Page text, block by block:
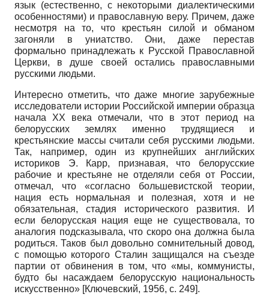
язык (естественно, с некоторыми диалектическими
особенностями) и православную веру. Причем, даже
несмотря на то, что крестьян силой и обманом
загоняли в униатство. Они, даже перестав
формально принадлежать к Русской Православной
Церкви, в душе своей остались православными
русскими людьми.
Интересно отметить, что даже многие зарубежные
исследователи истории Российской империи образца
начала XX века отмечали, что в этот период на
белорусских землях именно трудящиеся и
крестьянские массы считали себя русскими людьми.
Так, например, один из крупнейших английских
историков Э. Карр, признавая, что белорусские
рабочие и крестьяне не отделяли себя от России,
отмечал, что «согласно большевистской теории,
нация есть нормальная и полезная, хотя и не
обязательная, стадия исторического развития. И
если белорусская нация еще не существовала, то
аналогия подсказывала, что скоро она должна была
родиться. Таков был довольно сомнительный довод,
с помощью которого Сталин защищался на съезде
партии от обвинения в том, что «мы, коммунисты,
будто бы насаждаем белорусскую национальность
искусственно» [Ключевский, 1956, с. 249].